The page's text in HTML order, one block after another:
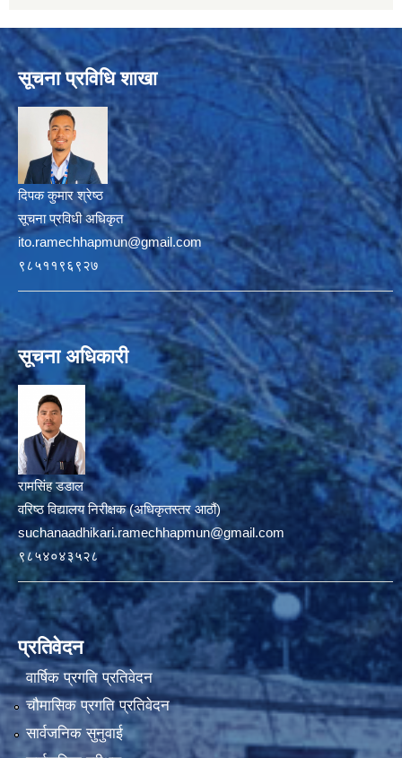
सूचना प्रविधि शाखा
दिपक कुमार श्रेष्ठ
सूचना प्रविधी अधिकृत
ito.ramechhapmun@gmail.com
९८५११९६९२७
सूचना अधिकारी
रामसिंह डडाल
वरिष्ठ विद्यालय निरीक्षक (अधिकृतस्तर आठौं)
suchanaadhikari.ramechhapmun@gmail.com
९८५४०४३५२८
प्रतिवेदन
वार्षिक प्रगति प्रतिवेदन
चौमासिक प्रगति प्रतिवेदन
सार्वजनिक सुनुवाई